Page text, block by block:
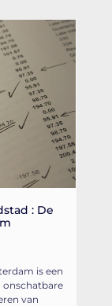
: De
is een
onschatbare
van